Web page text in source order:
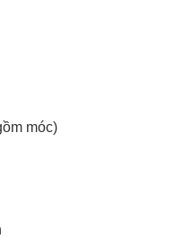
móc)